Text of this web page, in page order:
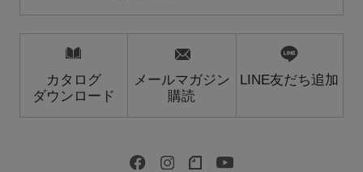
カタログ
ダウンロード
メールマガジン
購読
LINE友だち追加